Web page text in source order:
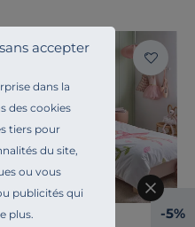
dans la
des cookies
tiers pour
du site,
ou vous
publicités qui
plus.
accepter
Liv. offerte
-5%